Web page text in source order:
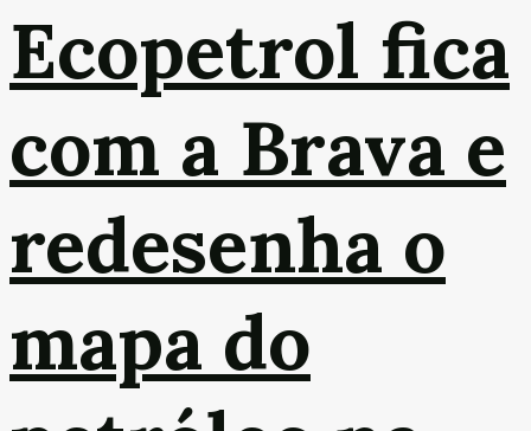
Ecopetrol fica
com a Brava e
redesenha o
mapa do